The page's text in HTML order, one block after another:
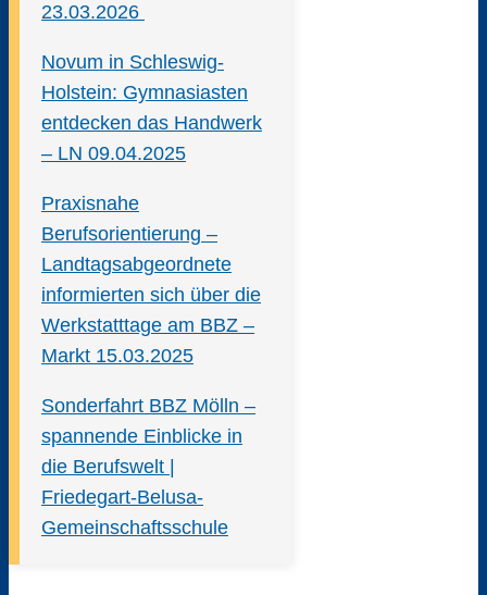
23.03.2026
Novum in Schleswig-
Holstein: Gymnasiasten
entdecken das Handwerk
– LN 09.04.2025
Praxisnahe
Berufsorientierung –
Landtagsabgeordnete
informierten sich über die
Werkstatttage am BBZ –
Markt 15.03.2025
Sonderfahrt BBZ Mölln –
spannende Einblicke in
die Berufswelt |
Friedegart-Belusa-
Gemeinschaftsschule